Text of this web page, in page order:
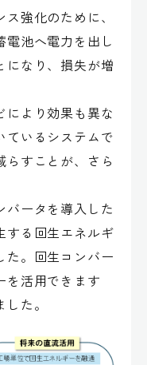
強化のために、
電池へ電力を出し
になり、損失が増
により効果も異な
ているシステムで
らすことが、さら
バータを導入した
する回生エネルギ
た。回生コンバー
を活用できます
た。